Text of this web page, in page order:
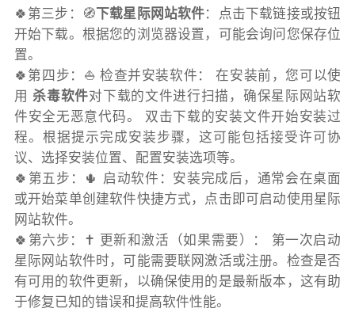
🍀第三步：🧭下载星际网站软件：点击下载链接或按钮
开始下载。根据您的浏览器设置，可能会询问您保存位
置。
🍀第四步：⛵️ 检查并安装软件： 在安装前，您可以使
用杀毒软件对下载的文件进行扫描，确保星际网站软
件安全无恶意代码。 双击下载的安装文件开始安装过
程。根据提示完成安装步骤，这可能包括接受许可协
议、选择安装位置、配置安装选项等。
🍀第五步：🌵 启动软件：安装完成后，通常会在桌面
或开始菜单创建软件快捷方式，点击即可启动使用星际
网站软件。
🍀第六步：✝️ 更新和激活（如果需要）： 第一次启动
星际网站软件时，可能需要联网激活或注册。检查是否
有可用的软件更新，以确保使用的是最新版本，这有助
于修复已知的错误和提高软件性能。